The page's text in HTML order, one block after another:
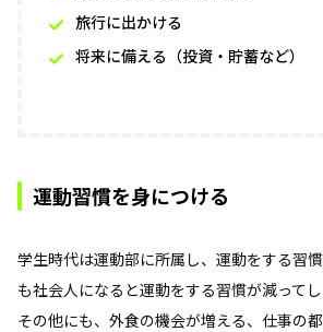
旅行に出かける
将来に備える（投資・貯蓄など）
運動習慣を身につける
学生時代は運動部に所属し、運動をする習
も社会人になると運動をする習慣が減ってし
その他にも、外食の機会が増える、仕事の